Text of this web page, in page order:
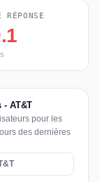
RÉPONSE
- AT&T
pour les
des dernières